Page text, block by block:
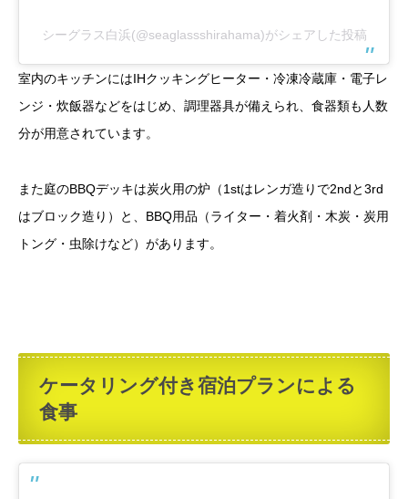
シーグラス白浜(@seaglassshirahama)がシェアした投稿
室内のキッチンにはIHクッキングヒーター・冷凍冷蔵庫・電子レ
ンジ・炊飯器などをはじめ、調理器具が備えられ、食器類も人数
分が用意されています。
また庭のBBQデッキは炭火用の炉（1stはレンガ造りで2ndと3rd
はブロック造り）と、BBQ用品（ライター・着火剤・木炭・炭用
トング・虫除けなど）があります。
ケータリング付き宿泊プランによる
食事